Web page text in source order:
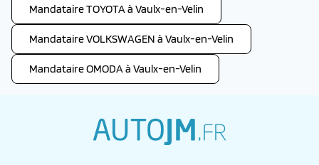
Mandataire TOYOTA à Vaulx-en-Velin
Mandataire VOLKSWAGEN à Vaulx-en-Velin
Mandataire OMODA à Vaulx-en-Velin